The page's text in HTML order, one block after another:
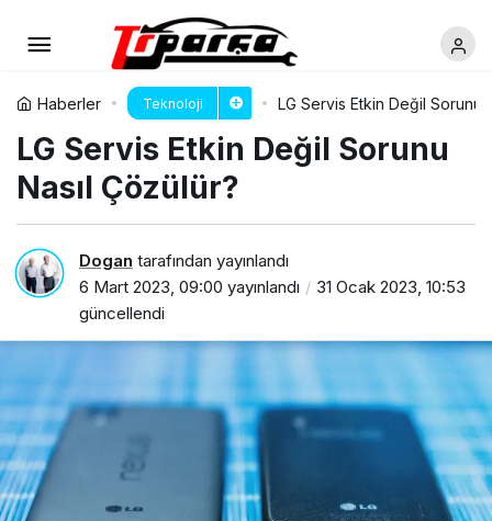
Haberler Teknoloji LG Servis Etkin Değil Sorunu
LG Servis Etkin Değil Sorunu
Nasıl Çözülür?
Dogan tarafından yayınlandı
6 Mart 2023, 09:00 yayınlandı
31 Ocak 2023, 10:53
güncellendi